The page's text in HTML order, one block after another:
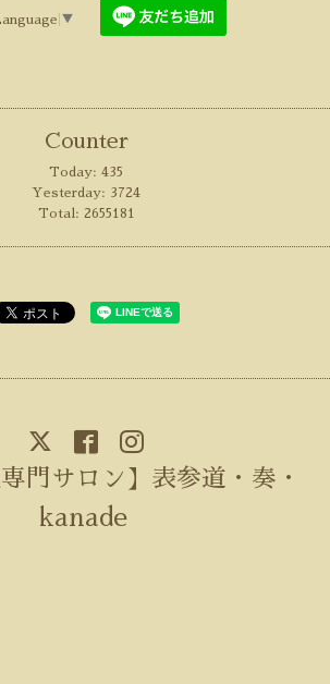
▼
Counter
Today: 435
Yesterday: 3724
Total: 2655181
門サロン】表参道・奏・
kanade